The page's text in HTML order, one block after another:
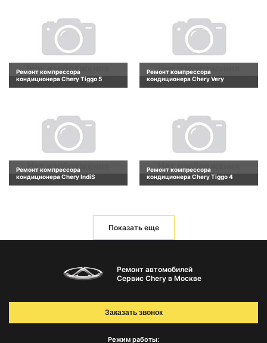
Ремонт компрессора
кондиционера Chery Tiggo 5
Ремонт компрессора
кондиционера Chery Very
Ремонт компрессора
кондиционера Chery IndiS
Ремонт компрессора
кондиционера Chery Tiggo 4
Показать еще
Ремонт автомобилей
Сервис Chery в Москве
Режим работы:
Заказать звонок